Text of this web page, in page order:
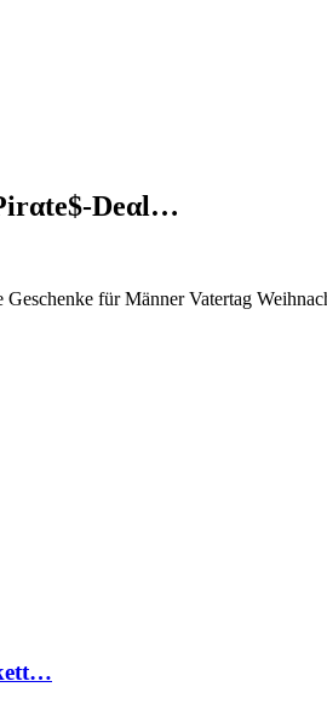
Dеαl…
für Männer Vatertag